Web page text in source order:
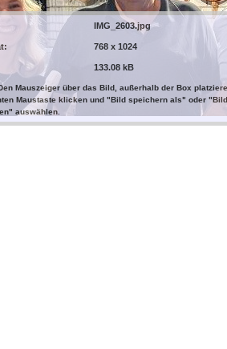
IMG_2603.jpg
768 x 1024
133.08 kB
Mauszeiger über das Bild, außerhalb der Box
Maustaste klicken und "Bild speichern als" oder "Bild
auswählen.